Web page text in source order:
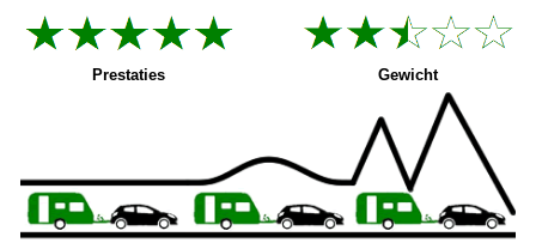
Prestaties Gewicht